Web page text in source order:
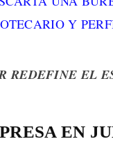
Y
REDEFINE EL
EN